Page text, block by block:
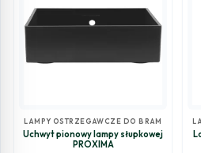
LAMPY OSTRZEGAWCZE DO BRAM
Uchwyt pionowy lampy słupkowej
PROXIMA